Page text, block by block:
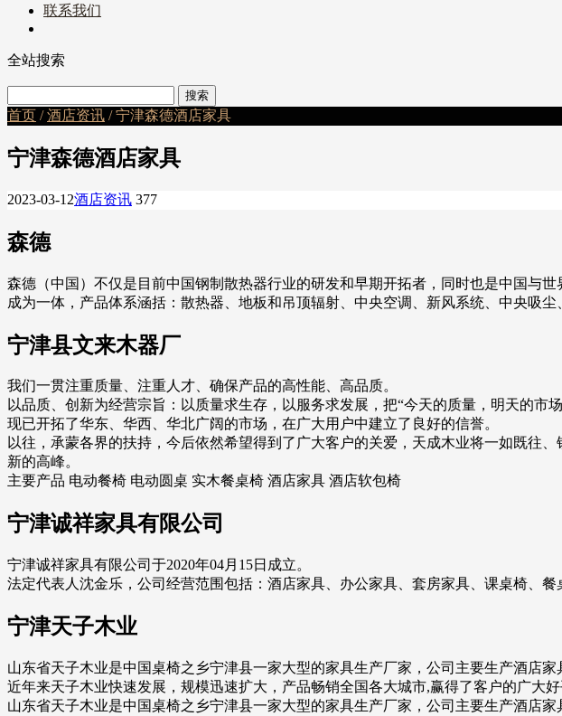
联系我们
全站搜索
首页 /酒店资讯 / 宁津森德酒店家具
宁津森德酒店家具
2023-03-12酒店资讯 377
森德
森德（中国）不仅是目前中国钢制散热器行业的研发和早期开拓者，同时也是中国与
成为一体，产品体系涵括：散热器、地板和吊顶辐射、中央空调、新风系统、中央吸
宁津县文来木器厂
我们一贯注重质量、注重人才、确保产品的高性能、高品质。
以品质、创新为经营宗旨：以质量求生存，以服务求发展，把“今天的质量，明天的市
现已开拓了华东、华西、华北广阔的市场，在广大用户中建立了良好的信誉。
以往，承蒙各界的扶持，今后依然希望得到了广大客户的关爱，天成木业将一如既往
新的高峰。
主要产品 电动餐椅 电动圆桌 实木餐桌椅 酒店家具 酒店软包椅
宁津诚祥家具有限公司
宁津诚祥家具有限公司于2020年04月15日成立。
法定代表人沈金乐，公司经营范围包括：酒店家具、办公家具、套房家具、课桌椅、餐
宁津天子木业
山东省天子木业是中国桌椅之乡宁津县一家大型的家具生产厂家，公司主要生产酒店
近年来天子木业快速发展，规模迅速扩大，产品畅销全国各大城市,赢得了客户的广大好
山东省天子木业是中国桌椅之乡宁津县一家大型的家具生产厂家，公司主要生产酒店